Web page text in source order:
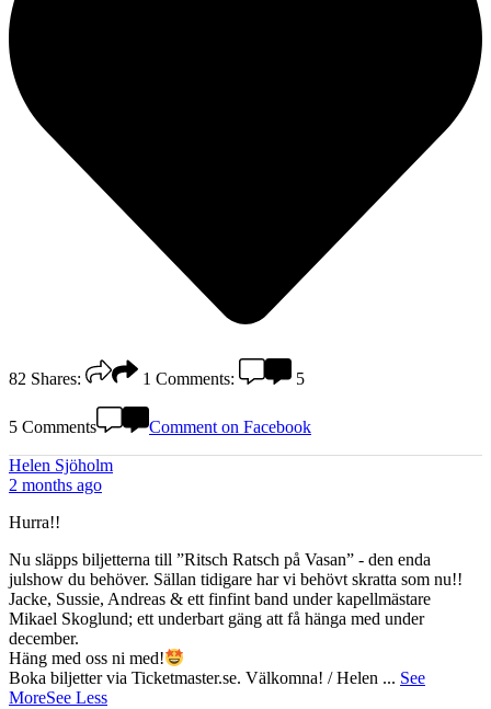
82 Shares: 1 Comments: 5
5 Comments Comment on Facebook
Helen Sjöholm
2 months ago
Hurra!!
Nu släpps biljetterna till ”Ritsch Ratsch på Vasan” - den enda
julshow du behöver. Sällan tidigare har vi behövt skratta som nu!!
Jacke, Sussie, Andreas & ett finfint band under kapellmästare
Mikael Skoglund; ett underbart gäng att få hänga med under
december.
Häng med oss ni med!
Boka biljetter via Ticketmaster.se. Välkomna! / Helen ... See
MoreSee Less